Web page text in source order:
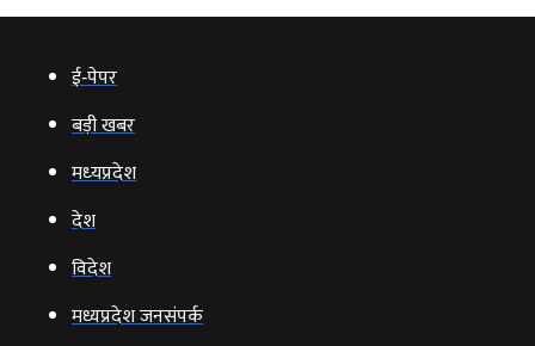
ई‑पेपर
बड़ी खबर
मध्‍यप्रदेश
देश
विदेश
मध्यप्रदेश जनसंपर्क